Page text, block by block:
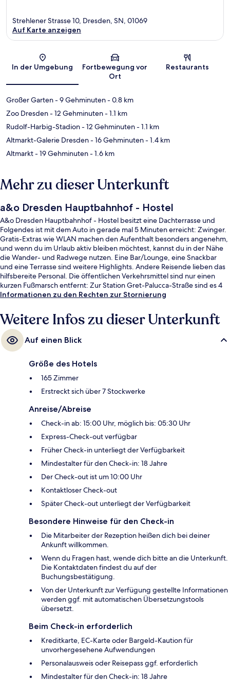
Karte
Strehlener Strasse 10, Dresden, SN, 01069
Auf Karte anzeigen
In der Umgebung
Fortbewegung vor
Ort
Restaurants
Großer Garten- 9 Gehminuten- 0.8 km
Zoo Dresden- 12 Gehminuten- 1.1 km
Rudolf-Harbig-Stadion- 12 Gehminuten- 1.1 km
Altmarkt-Galerie Dresden- 16 Gehminuten- 1.4 km
Altmarkt- 19 Gehminuten- 1.6 km
Mehr zu dieser Unterkunft
a&o Dresden Hauptbahnhof - Hostel
A&o Dresden Hauptbahnhof - Hostel besitzt eine Dachterrasse und
Folgendes ist mit dem Auto in gerade mal 5 Minuten erreicht: Zwinger.
Gratis-Extras wie WLAN machen den Aufenthalt besonders angenehm,
und wenn du im Urlaub aktiv bleiben möchtest, kannst du in der Nähe
die Wander- und Radwege nutzen. Eine Bar/Lounge, eine Snackbar
und eine Terrasse sind weitere Highlights. Andere Reisende lieben das
hilfsbereite Personal. Die öffentlichen Verkehrsmittel sind nur einen
kurzen Fußmarsch entfernt: Zur Station Gret-Palucca-Straße sind es 4
Minuten und zur Station Hauptbahnhof Nord 9 Minuten.
Informationen zu den Rechten zur Stornierung
Weitere Infos zu dieser Unterkunft
Auf einen Blick
Größe des Hotels
165 Zimmer
Erstreckt sich über 7 Stockwerke
Anreise/Abreise
Check-in ab: 15:00 Uhr, möglich bis: 05:30 Uhr
Express-Check-out verfügbar
Früher Check-in unterliegt der Verfügbarkeit
Mindestalter für den Check-in: 18 Jahre
Der Check-out ist um 10:00 Uhr
Kontaktloser Check-out
Später Check-out unterliegt der Verfügbarkeit
Besondere Hinweise für den Check-in
Die Mitarbeiter der Rezeption heißen dich bei deiner
Ankunft willkommen.
Wenn du Fragen hast, wende dich bitte an die Unterkunft.
Die Kontaktdaten findest du auf der
Buchungsbestätigung.
Von der Unterkunft zur Verfügung gestellte Informationen
werden ggf. mit automatischen Übersetzungstools
übersetzt.
Beim Check-in erforderlich
Kreditkarte, EC-Karte oder Bargeld-Kaution für
unvorhergesehene Aufwendungen
Personalausweis oder Reisepass ggf. erforderlich
Mindestalter für den Check-in: 18 Jahre